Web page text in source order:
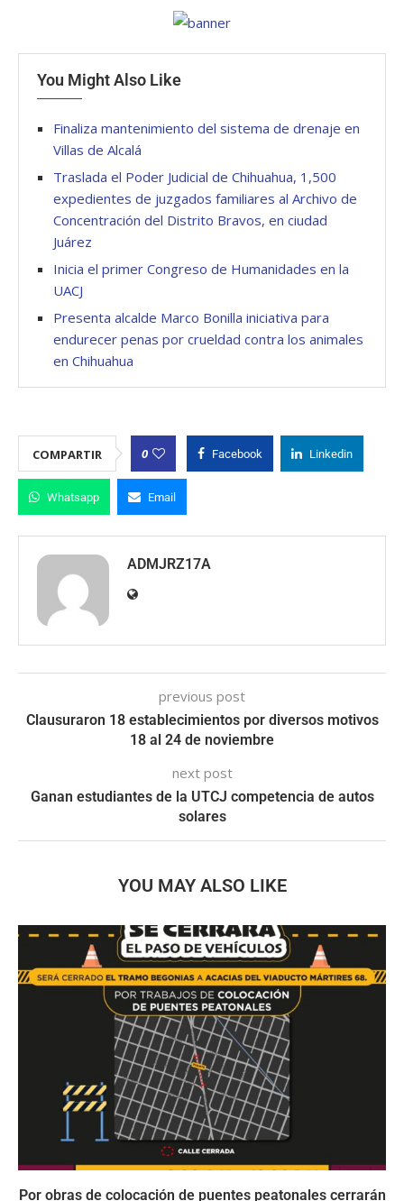
You Might Also Like
Finaliza mantenimiento del sistema de drenaje en
Villas de Alcalá
Traslada el Poder Judicial de Chihuahua, 1,500
expedientes de juzgados familiares al Archivo de
Concentración del Distrito Bravos, en ciudad
Juárez
Inicia el primer Congreso de Humanidades en la
UACJ
Presenta alcalde Marco Bonilla iniciativa para
endurecer penas por crueldad contra los animales
en Chihuahua
COMPARTIR 0 Facebook Linkedin
Whatsapp Email
ADMJRZ17A
previous post
Clausuraron 18 establecimientos por diversos motivos
18 al 24 de noviembre
next post
Ganan estudiantes de la UTCJ competencia de autos
solares
YOU MAY ALSO LIKE
Por obras de colocación de puentes peatonales cerrarán